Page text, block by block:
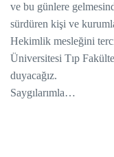
ve bu günlere
sürdüren kişi ve
Hekimlik mesleğini
Üniversitesi Tıp
duyacağız.
Saygılarımla…